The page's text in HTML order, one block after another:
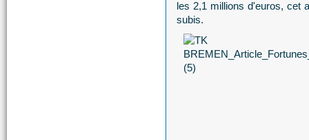
les 2,1 millions d'euros, cet
subis.